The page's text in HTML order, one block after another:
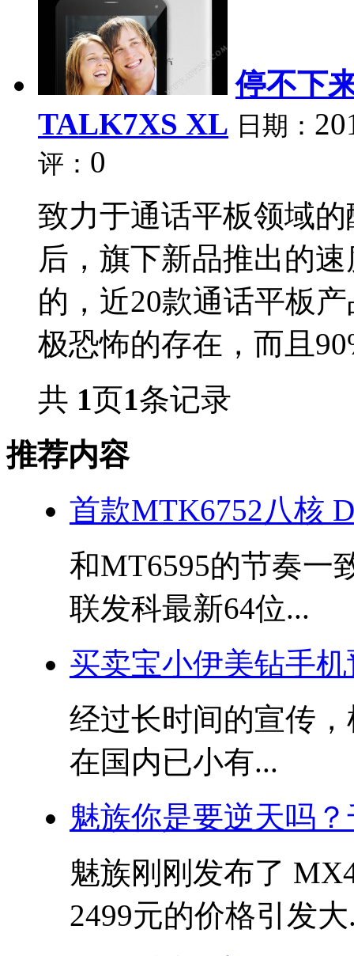
停不下
TALK7XS XL 日期：
评： 0
致力于通话平板领域
后，旗下新品推出的
的，近20款通话平板
极恐怖的存在，而且
共 1页1条记录
推荐内容
首款MTK6752八核
和MT6595的节奏一
联发科最新64位...
买卖宝小伊美钻手
经过长时间的宣传
在国内已小有...
魅族你是要逆天吗
魅族刚刚发布了
2499元的价格引发大